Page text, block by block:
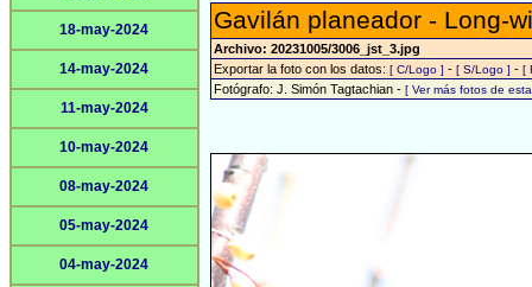
18-may-2024
14-may-2024
11-may-2024
10-may-2024
08-may-2024
05-may-2024
04-may-2024
Gavilán planeador - Long-
Archivo: 20231005/3006_jst_3.jpg
Exportar la foto con los datos: [ C/Logo ] - [ S/Logo ] - [
Fotógrafo: J. Simón Tagtachian - [ Ver más fotos de